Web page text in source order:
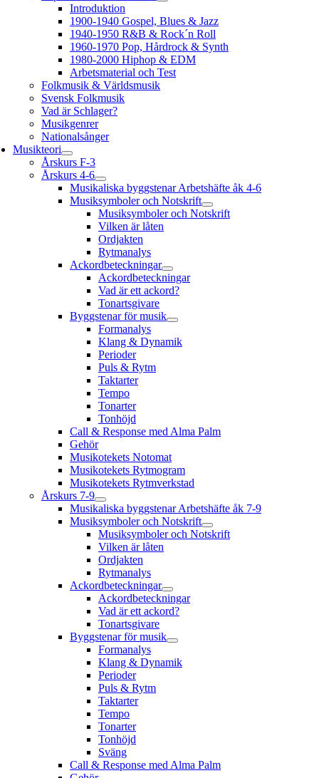
Introduktion
1900-1940 Gospel, Blues & Jazz
1940-1950 R&B & Rock´n Roll
1960-1970 Pop, Hårdrock & Synth
1980-2000 Hiphop & EDM
Arbetsmaterial och Test
Folkmusik & Världsmusik
Svensk Folkmusik
Vad är Schlager?
Musikgenrer
Nationalsånger
Musikteori
Årskurs F-3
Årskurs 4-6
Musikaliska byggstenar Arbetshäfte åk 4-6
Musiksymboler och Notskrift
Musiksymboler och Notskrift
Vilken är låten
Ordjakten
Rytmanalys
Ackordbeteckningar
Ackordbeteckningar
Vad är ett ackord?
Tonartsgivare
Byggstenar för musik
Formanalys
Klang & Dynamik
Perioder
Puls & Rytm
Taktarter
Tempo
Tonarter
Tonhöjd
Call & Response med Alma Palm
Gehör
Musikotekets Notomat
Musikotekets Rytmogram
Musikotekets Rytmverkstad
Årskurs 7-9
Musikaliska byggstenar Arbetshäfte åk 7-9
Musiksymboler och Notskrift
Musiksymboler och Notskrift
Vilken är låten
Ordjakten
Rytmanalys
Ackordbeteckningar
Ackordbeteckningar
Vad är ett ackord?
Tonartsgivare
Byggstenar för musik
Formanalys
Klang & Dynamik
Perioder
Puls & Rytm
Taktarter
Tempo
Tonarter
Tonhöjd
Sväng
Call & Response med Alma Palm